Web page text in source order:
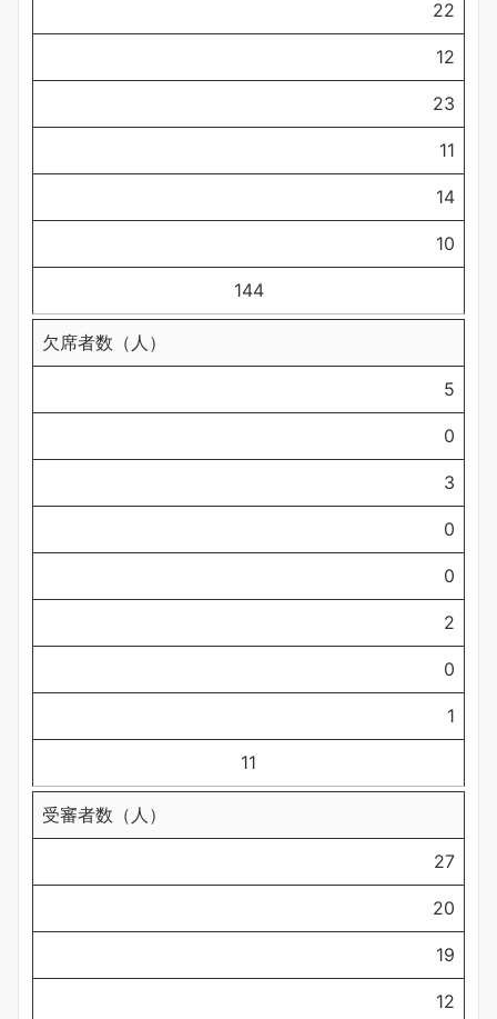
22
12
23
11
14
10
144
欠席者数（人）
5
0
3
0
0
2
0
1
11
受審者数（人）
27
20
19
12